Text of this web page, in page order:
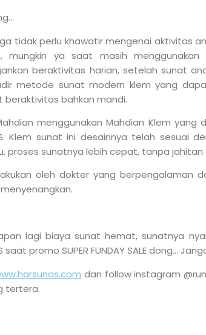
tidak perlu khawatir mengenai aktivitas
mungkin ya saat masih
beraktivitas harian, setelah sunat
metode sunat modern klem yang
bahkan mandi.
menggunakan Mahdian Klem yang
Klem sunat ini desainnya telah sesuai
proses sunatnya lebih cepat, tanpa
oleh dokter yang berpengalaman
lagi biaya sunat hemat, sunatnya
saat promo SUPER FUNDAY SALE dong…
dan follow instagram
tertera.